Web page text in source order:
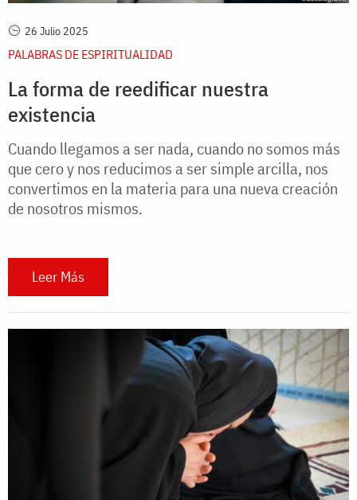
26 Julio 2025
PALABRAS DE ESPIRITUALIDAD
La forma de reedificar nuestra
existencia
Cuando llegamos a ser nada, cuando no somos más
que cero y nos reducimos a ser simple arcilla, nos
convertimos en la materia para una nueva creación
de nosotros mismos.
Leer Más